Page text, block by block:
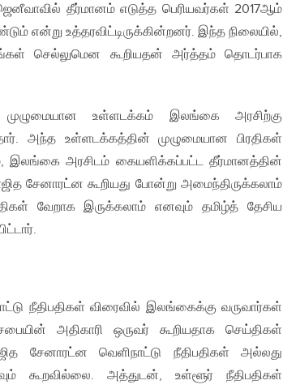
தீர்மானம் எடுத்த பெரியவர்கள் 2017ஆம்
என்று உத்தரவிட்டிருக்கின்றனர். இந்த நிலையில்,
செல்லுமென கூறியதன் அர்த்தம் தொடர்பாக
உள்ளடக்கம் இலங்கை அரசிற்கு
அந்த உள்ளடக்கத்தின் முழுமையான பிரதிகள்
அரசிடம் கையளிக்கப்பட்ட தீர்மானத்தின்
சேனாரட்ன கூறியது போன்று அமைந்திருக்கலாம்
வேறாக இருக்கலாம் எனவும் தமிழ்த் தேசிய
நீதிபதிகள் விரைவில் இலங்கைக்கு வருவார்கள்
அதிகாரி ஒருவர் கூறியதாக செய்திகள்
சேனாரட்ன வெளிநாட்டு நீதிபதிகள் அல்லது
கூறவில்லை. அத்துடன், உள்ளூர் நீதிபதிகள்